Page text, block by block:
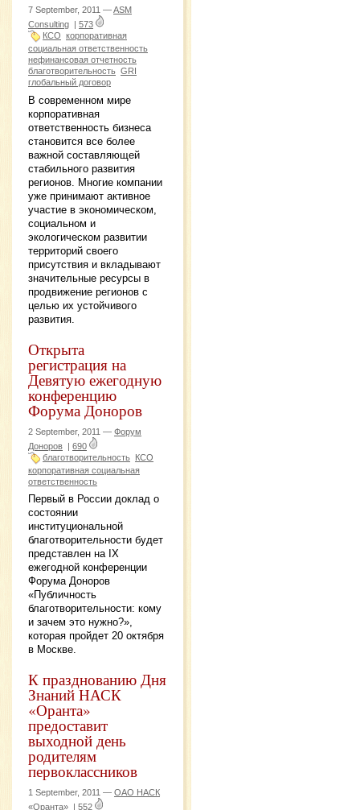
7 September, 2011 —ASM
Consulting
573
КСО корпоративная
социальная ответственность
нефинансовая отчетность
благотворительность GRI
глобальный договор
В современном мире
корпоративная
ответственность бизнеса
становится все более
важной составляющей
стабильного развития
регионов. Многие компании
уже принимают активное
участие в экономическом,
социальном и
экологическом развитии
территорий своего
присутствия и вкладывают
значительные ресурсы в
продвижение регионов с
целью их устойчивого
развития.
Открыта
регистрация на
Девятую ежегодную
конференцию
Форума Доноров
2 September, 2011 — Форум
Доноров | 690
благотворительность КСО
корпоративная социальная
ответственность
Первый в России доклад о
состоянии
институциональной
благотворительности будет
представлен на IX
ежегодной конференции
Форума Доноров
«Публичность
благотворительности: кому
и зачем это нужно?»,
которая пройдет 20 октября
в Москве.
К празднованию Дня
Знаний НАСК
«Оранта»
предоставит
выходной день
родителям
первоклассников
1 September, 2011 — ОАО НАСК
«Оранта» | 552